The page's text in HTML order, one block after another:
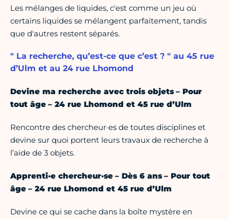
Les mélanges de liquides, c'est comme un jeu où
certains liquides se mélangent parfaitement, tandis
que d'autres restent séparés.
" La recherche, qu’est-ce que c’est ? " au 45 rue
d’Ulm et au 24 rue Lhomond
Devine ma recherche avec trois objets – Pour
tout âge – 24 rue Lhomond et 45 rue d’Ulm
Rencontre des chercheur·es de toutes disciplines et
devine sur quoi portent leurs travaux de recherche à
l’aide de 3 objets.
Apprenti·e chercheur·se – Dès 6 ans – Pour tout
âge – 24 rue Lhomond et 45 rue d’Ulm
Devine ce qui se cache dans la boîte mystère en